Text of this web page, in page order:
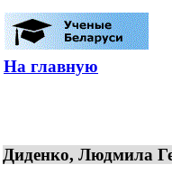
На главную
Диденко, Людмила